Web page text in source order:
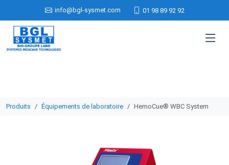
info@bgl-sysmet.com 01 98 89 92 92
Produits Équipements de laboratoire HemoCue® WBC System